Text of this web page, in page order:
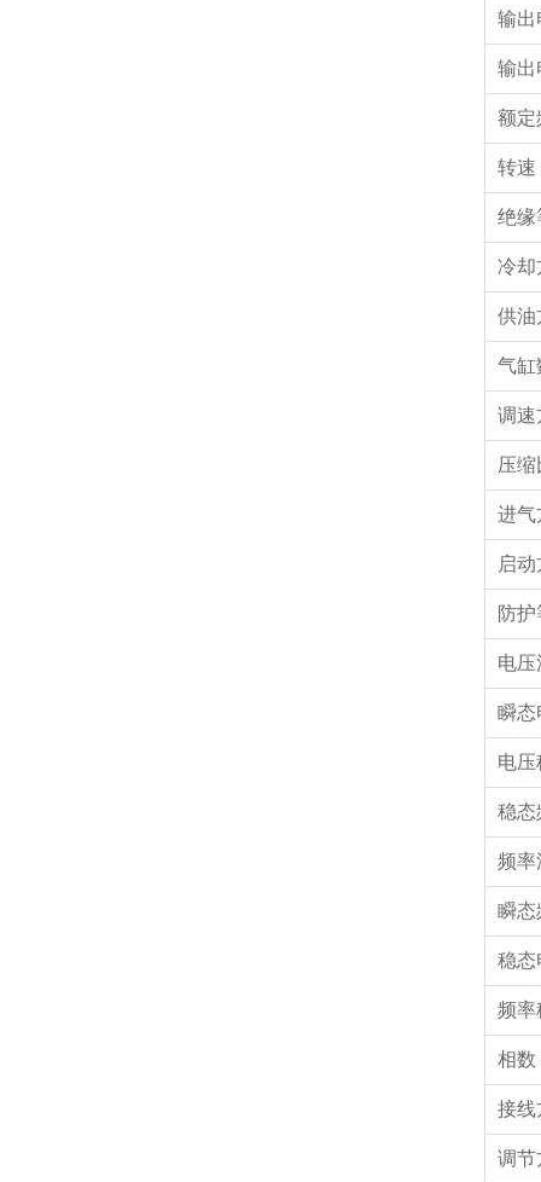
输出
输出
额定
转速
绝缘
冷却
供油
气缸
调速
压缩
进气
启
防
电压
瞬态
电
稳态
频率
瞬态
稳态
频率
相
接线
调节